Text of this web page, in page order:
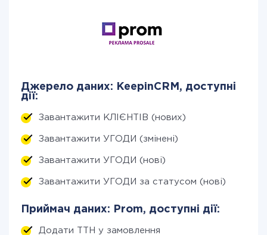
Джерело даних: KeepinCRM, доступні
дії:
Завантажити КЛІЄНТІВ (нових)
Завантажити УГОДИ (змінені)
Завантажити УГОДИ (нові)
Завантажити УГОДИ за статусом (нові)
Приймач даних: Prom, доступні дії:
Додати ТТН у замовлення